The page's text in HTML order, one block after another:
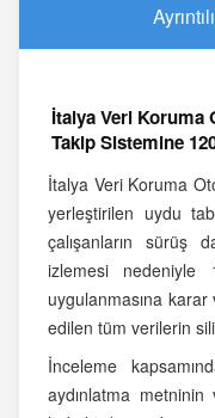
İtalya Veri Koruma
Takip Sistemine
İtalya Veri Koruma
yerleştirilen uydu
çalışanların sürüş
izlemesi
uygulanmasına karar
edilen tüm verilerin
İnceleme
aydınlatma